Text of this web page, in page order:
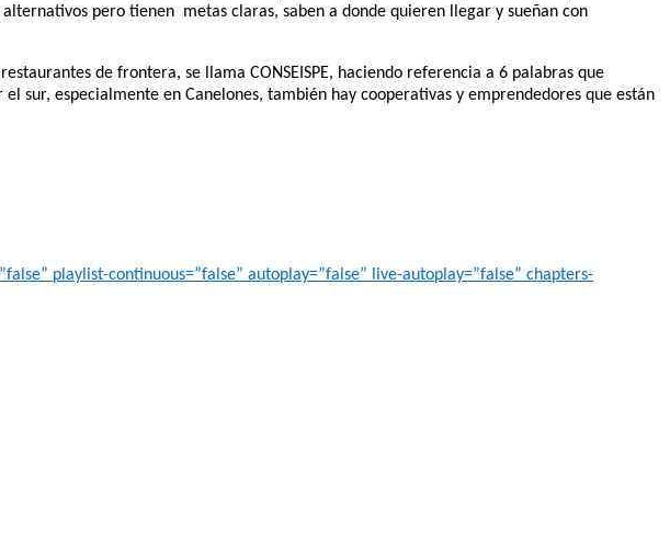
pero tienen metas claras, saben a donde quieren llegar y sueñan con
de frontera, se llama CONSEISPE, haciendo referencia a 6 palabras que
sur, especialmente en Canelones, también hay cooperativas y emprendedores que están
playlist-continuous=”false” autoplay=”false” live-autoplay=”false” chapters-